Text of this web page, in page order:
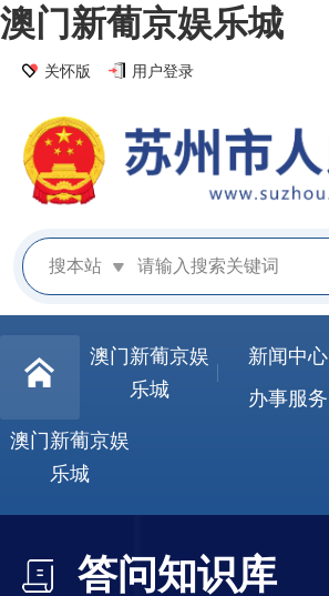
澳门新葡京娱乐城
关怀版 用户登录
搜本站
澳门新葡京娱
乐城
新闻中心
办事服务
澳门新葡京娱
乐城
答问知识库